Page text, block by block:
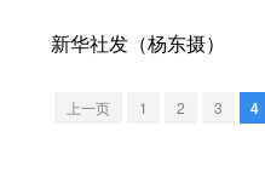
北京 天津
新华社发（杨东摄）
上一页 1 2 3 4